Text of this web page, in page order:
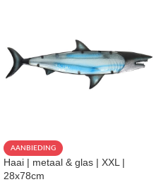
AANBIEDING
Haai | metaal & glas | XXL |
28x78cm